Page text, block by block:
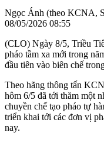
Ngọc Ánh (theo KCNA,
08/05/2026 08:55
(CLO) Ngày 8/5, Triều
pháo tầm xa mới trong
đầu tiên vào biên chế
Theo hãng thông tấn
hôm 6/5 đã tới thăm một
chuyền chế tạo pháo tự
triển khai tới các đơn vị
nay.